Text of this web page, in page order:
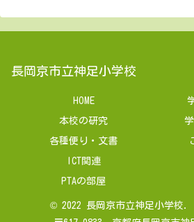
長岡京市立神足小学校
HOME
本校の研究
各種便り・文書
ICT関連
PTAの部屋
© 2022 長岡京市立